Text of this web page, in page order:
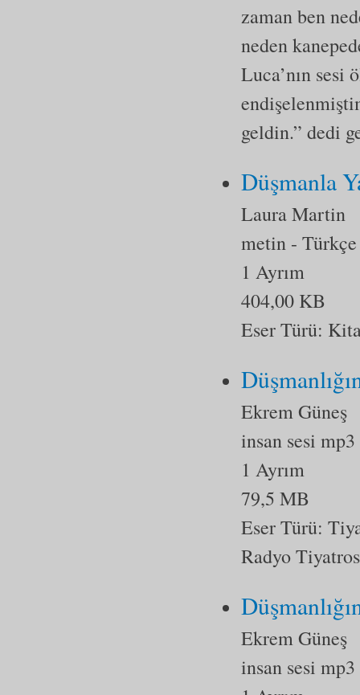
zaman ben
neden
Luca’nın sesi
geldin.” dedi
Düşmanla
Laura Martin
metin - Türkçe
1 Ayrım
404,00 KB
Eser Türü:
Ekrem Güneş
insan sesi mp3
1 Ayrım
79,5 MB
Eser Türü:
Radyo
Ekrem Güneş
insan sesi mp3